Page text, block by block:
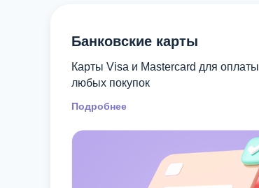
Карты Visa и Mastercard для оплаты
любых покупок
Банковские карты
Подробнее